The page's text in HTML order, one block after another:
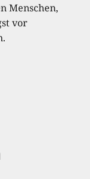
Menschen,
vor